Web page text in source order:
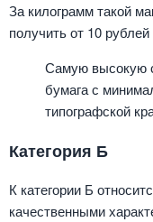
За килограмм такой
получить от 10
Самую высокую
бумага с
типографской
Категория Б
К категории Б
качественными